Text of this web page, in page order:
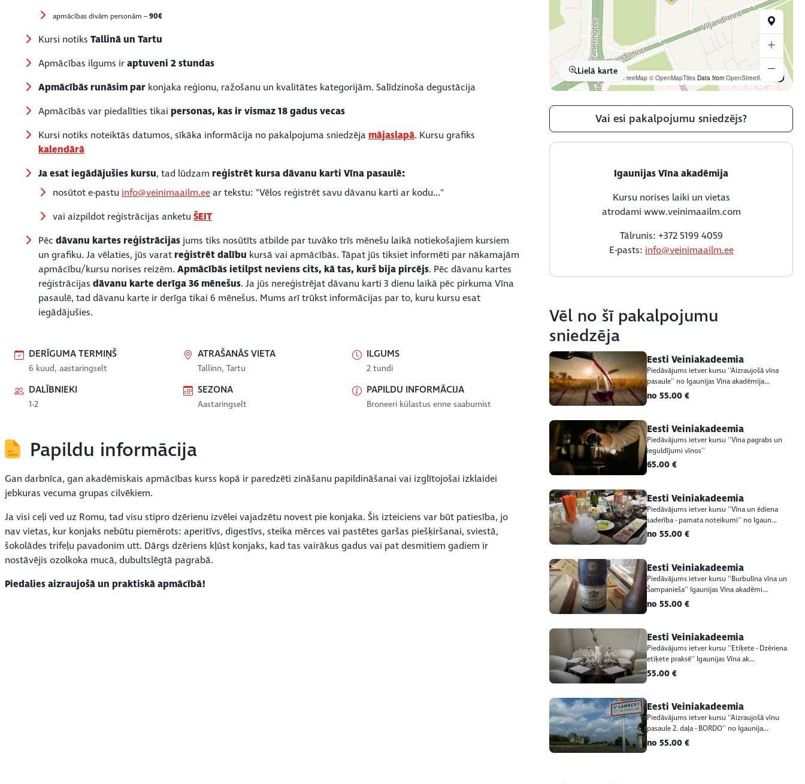
apmācības divām personām –90€
Kursi notiks Tallinā un Tartu
Apmācības ilgums iraptuveni 2 stundas
Apmācībās runāsim par konjaka reģionu, ražošanu un kvalitātes kategorijām. Salīdzinoša degustācija
Apmācībās var piedalīties tikai personas, kas ir vismaz 18 gadus vecas
Kursi notiks noteiktās datumos, sīkāka informācija no pakalpojuma sniedzēja mājaslapā. Kursu grafiks
kalendārā
Ja esat iegādājušies kursu, tad lūdzam reģistrēt kursa dāvanu karti Vīna pasaulē:
nosūtot e-pastu info@veinimaailm.eear tekstu: "Vēlos reģistrēt savu dāvanu karti ar kodu..."
vai aizpildot reģistrācijas anketu ŠEIT
Pēc dāvanu kartes reģistrācijas jums tiks nosūtīts atbilde par tuvāko trīs mēnešu laikā notiekošajiem kursiem
un grafiku. Ja vēlaties, jūs varatreģistrēt dalību kursā vai apmācībās. Tāpat jūs tiksiet informēti par nākamajām
apmācību/kursu norises reizēm. Apmācībās ietilpst neviens cits, kā tas, kurš bija pircējs. Pēc dāvanu kartes
reģistrācijas dāvanu karte derīga 36 mēnešus. Ja jūs nereģistrējat dāvanu karti 3 dienu laikā pēc pirkuma Vīna
pasaulē, tad dāvanu karte ir derīga tikai 6 mēnešus. Mums arī trūkst informācijas par to, kuru kursu esat
iegādājušies.
DERĪGUMA TERMIŅŠ
6 kuud, aastaringselt
ATRAŠANĀS VIETA
Tallinn, Tartu
ILGUMS
2 tundi
DALĪBNIEKI
1-2
SEZONA
Aastaringselt
PAPILDU INFORMĀCIJA
Broneeri külastus enne saabumist
Papildu informācija
Gan darbnīca, gan akadēmiskais apmācības kurss kopā ir paredzēti zināšanu papildināšanai vai izglītojošai izklaidei
jebkuras vecuma grupas cilvēkiem.
Ja visi ceļi ved uz Romu, tad visu stipro dzērienu izvēlei vajadzētu novest pie konjaka. Šis izteiciens var būt patiesība, jo
nav vietas, kur konjaks nebūtu piemērots: aperitīvs, digestīvs, steika mērces vai pastētes garšas piešķiršanai, sviestā,
šokolādes trifeļu pavadonim utt. Dārgs dzēriens kļūst konjaks, kad tas vairākus gadus vai pat desmitiem gadiem ir
nostāvējis ozolkoka mucā, dubultslēgtā pagrabā.
Piedalies aizraujošā un praktiskā apmācībā!
OpenFreeMap © OpenMapTilesData from OpenStreetMap
Lielā karte
Vai esi pakalpojumu sniedzējs?
Igaunijas Vīna akadēmija
Kursu norises laiki un vietas
atrodami www.veinimaailm.com
Tālrunis: +372 5199 4059
E-pasts: info@veinimaailm.ee
Vēl no šī pakalpojumu
sniedzēja
Eesti Veiniakadeemia
Piedāvājums ietver kursu ''Aizraujošā vīna
pasaule'' no Igaunijas Vīna akadēmija...
no 55.00 €
Eesti Veiniakadeemia
Piedāvājums ietver kursu ''Vīna pagrabs un
ieguldījumi vīnos''
65.00 €
Eesti Veiniakadeemia
Piedāvājums ietver kursu ''Vīna un ēdiena
saderība - pamata noteikumi'' no Igaun...
no 55.00 €
Eesti Veiniakadeemia
Piedāvājums ietver kursu ''Burbulīna vīna un
Šampanieša'' Igaunijas Vīna akadēmi...
no 55.00 €
Eesti Veiniakadeemia
Piedāvājums ietver kursu ''Etiķete - Dzēriena
etiķete praksē'' Igaunijas Vīna ak...
55.00 €
Eesti Veiniakadeemia
Piedāvājums ietver kursu ''Aizraujošā vīnu
pasaule 2. daļa - BORDO'' no Igaunija...
no 55.00 €